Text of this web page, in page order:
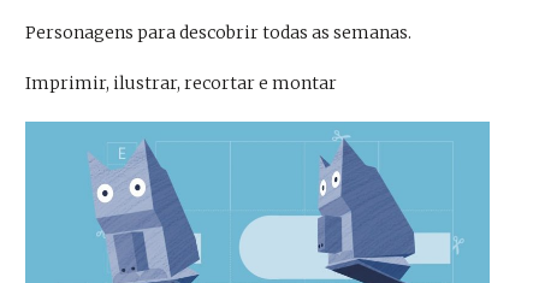
Personagens para descobrir todas as semanas.
Imprimir, ilustrar, recortar e montar